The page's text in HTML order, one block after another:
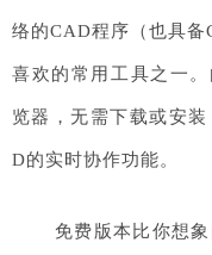
络的CAD程序（也具
喜欢的常用工具之一
览器，无需下载或安
D的实时协作功能。
免费版本比你想